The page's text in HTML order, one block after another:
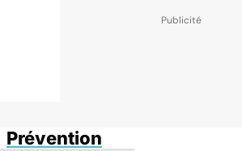
Prévention